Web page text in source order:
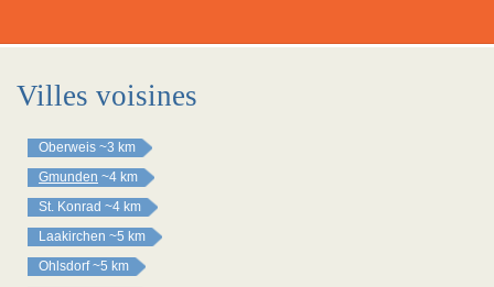
Villes voisines
Oberweis ~3 km
Gmunden ~4 km
St. Konrad ~4 km
Laakirchen ~5 km
Ohlsdorf ~5 km